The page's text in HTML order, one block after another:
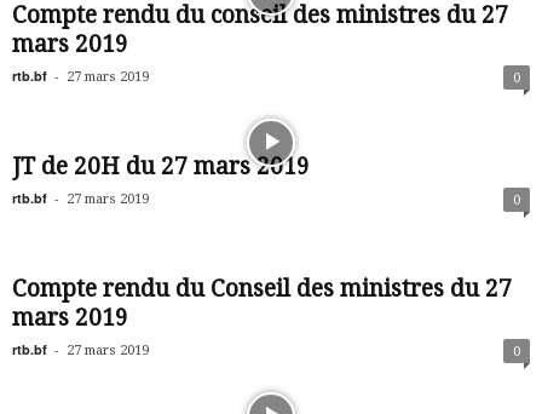
Compte rendu du conseil des ministres du 27
mars 2019
rtb.bf - 27 mars 2019 0
JT de 20H du 27 mars 2019
rtb.bf - 27 mars 2019 0
Compte rendu du Conseil des ministres du 27
mars 2019
rtb.bf - 27 mars 2019 0